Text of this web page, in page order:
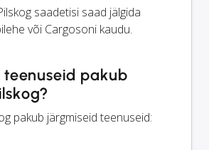
saadetisi saad jälgida
või Cargosoni kaudu.
teenuseid pakub
pakub järgmiseid teenuseid: